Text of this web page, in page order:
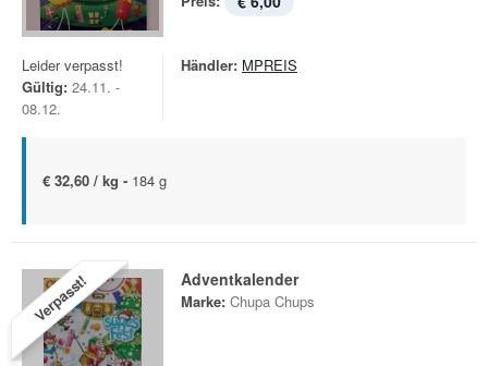
Leider verpasst!
Gültig: 24.11. -
08.12.
Händler: MPREIS
€ 32,60 / kg - 184 g
Verpasst! Adventkalender
Marke: Chupa Chups